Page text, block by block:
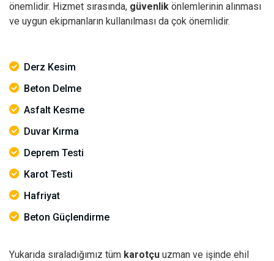
önemlidir. Hizmet sırasında, güvenlik önlemlerinin alınması
ve uygun ekipmanların kullanılması da çok önemlidir.
Derz Kesim
Beton Delme
Asfalt Kesme
Duvar Kırma
Deprem Testi
Karot Testi
Hafriyat
Beton Güçlendirme
Yukarıda sıraladığımız tüm karotçu uzman ve işinde ehil